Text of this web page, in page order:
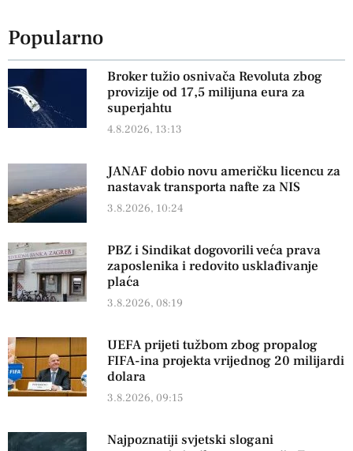
Popularno
Broker tužio osnivača Revoluta zbog
provizije od 17,5 milijuna eura za
superjahtu
4.8.2026, 13:13
JANAF dobio novu američku licencu za
nastavak transporta nafte za NIS
3.8.2026, 10:24
PBZ i Sindikat dogovorili veća prava
zaposlenika i redovito usklađivanje
plaća
3.8.2026, 08:19
UEFA prijeti tužbom zbog propalog
FIFA-ina projekta vrijednog 20 milijardi
dolara
3.8.2026, 09:15
Najpoznatiji svjetski slogani